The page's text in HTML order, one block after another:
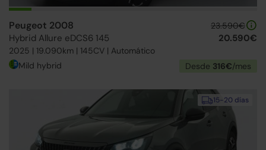
Peugeot 2008
Hybrid Allure eDCS6 145
2025 | 19.090km | 145CV | Automático
23.590€
20.590€
Mild hybrid Desde 316€/mes
15-20 días